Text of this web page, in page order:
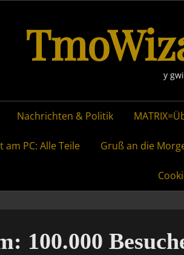
y
Nachrichten & Politik
am PC: Alle Teile Gruß an die
100.000